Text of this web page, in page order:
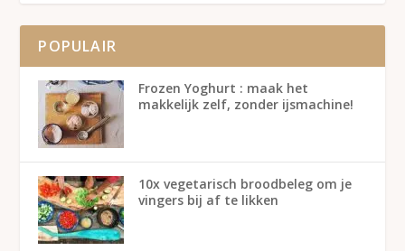
POPULAIR
Frozen Yoghurt : maak het
makkelijk zelf, zonder ijsmachine!
10x vegetarisch broodbeleg om je
vingers bij af te likken